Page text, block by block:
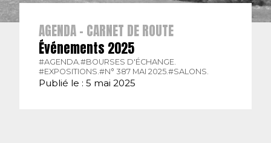
AGENDA - CARNET DE ROUTE
Événements 2025
#AGENDA. #BOURSES D'ÉCHANGE.
#EXPOSITIONS. #N° 387 MAI 2025. #SALONS.
Publié le : 5 mai 2025